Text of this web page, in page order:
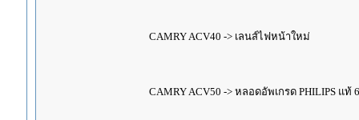
CAMRY ACV40 -> เลนส์ไฟหน้าใหม่
CAMRY ACV50 -> หลอดอัพเกรด PHILIPS แท้